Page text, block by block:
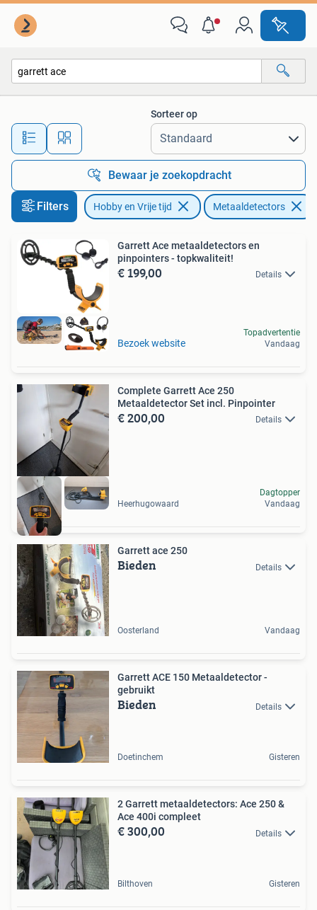
Alle afstanden…
Sorteer op
Bewaar je zoekopdracht
Filters Hobby en Vrije tijd Metaaldetectors
Garrett Ace metaaldetectors en
pinpointers - topkwaliteit!
€ 199,00 Details
Bezoek website
Topadvertentie
Vandaag
Complete Garrett Ace 250
Metaaldetector Set incl. Pinpointer
€ 200,00 Details
Heerhugowaard
Dagtopper
Vandaag
Garrett ace 250
Bieden Details
Oosterland Vandaag
Garrett ACE 150 Metaaldetector -
gebruikt
Bieden Details
Doetinchem Gisteren
2 Garrett metaaldetectors: Ace 250 &
Ace 400i compleet
€ 300,00 Details
Bilthoven Gisteren